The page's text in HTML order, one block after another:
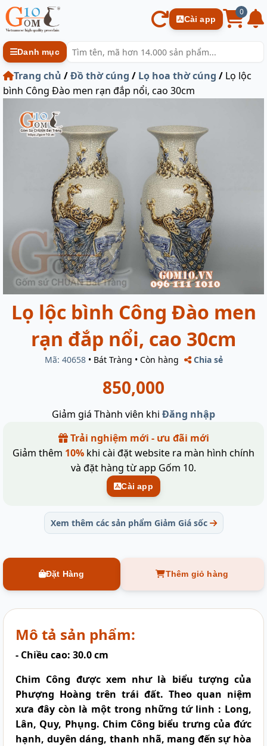
Cài app
0
Danh mục
Trang chủ /Đồ thờ cúng / Lọ hoa thờ cúng / Lọ lộc
bình Công Đào men rạn đắp nổi, cao 30cm
Lọ lộc bình Công Đào men
rạn đắp nổi, cao 30cm
Mã: 40658 • Bát Tràng • Còn hàng Chia sẻ
850,000
Giảm giá Thành viên khi Đăng nhập
Trải nghiệm mới - ưu đãi mới
Giảm thêm 10% khi cài đặt website ra màn hình chính
và đặt hàng từ app Gốm 10.
Cài app
Xem thêm các sản phẩm Giảm Giá sốc
Đặt Hàng Thêm giỏ hàng
Mô tả sản phẩm:
- Chiều cao: 30.0 cm
Chim Công được xem như là biểu tượng của
Phượng Hoàng trên trái đất. Theo quan niệm
xưa đây còn là một trong những tứ linh : Long,
Lân, Quy, Phụng. Chim Công biểu trưng của đức
hạnh, duyên dáng, thanh nhã, mang đến sự hòa